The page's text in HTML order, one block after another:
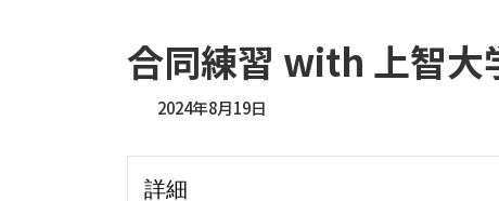
合同練習 with 上智大
2024年8月19日
詳細